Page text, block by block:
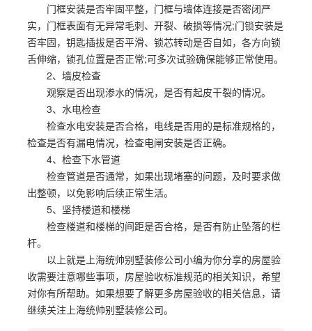
门框安装是否牢固平整，门框与墙体连接是否密闭严
实，门框表面有无异常毛刺、开裂、破损等情况;门锁安装是
否牢固，钥匙插拔是否平滑、锁芯转动是否自如，各方向锁
舌伸缩，锁孔位置是否正常;可多次试验确保能够正常使用。
2、墙皮检查
观察是否出现渗水的情况，是否有起皮干裂的情况。
3、水电检查
检查水电安装是否合格，电线是否用的是标准规格的，
检查是否有漏电情况，检查电闸安装是否正确。
4、检查下水管道
检查管道是否通常，如果出现堵塞的问题，及时要求做
出整顿，以免影响后续正常生活。
5、坚持楼道和楼梯
检查楼道和楼梯的间距是否合格，是否有防止坠落的栏
杆。
以上就是上海统帅别墅装修公司小编为你分享的房屋验
收需要注意哪些事项，房屋验收标准规范的相关知识，希望
对你有所帮助。如果想要了解更多房屋验收的相关信息，请
继续关注上海统帅别墅装修公司。